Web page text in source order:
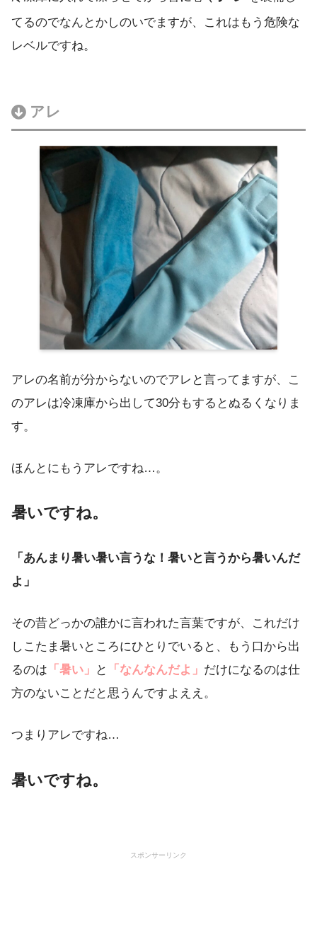
てるのでなんとかしのいでますが、これはもう危険な
レベルですね。
アレ
アレの名前が分からないのでアレと言ってますが、こ
のアレは冷凍庫から出して30分もするとぬるくなりま
す。
ほんとにもうアレですね…。
暑いですね。
「あんまり暑い暑い言うな！暑いと言うから暑いんだ
よ」
その昔どっかの誰かに言われた言葉ですが、これだけ
しこたま暑いところにひとりでいると、もう口から出
るのは 「暑い」 と 「なんなんだよ」 だけになるのは仕
方のないことだと思うんですよええ。
つまりアレですね…
暑いですね。
スポンサーリンク